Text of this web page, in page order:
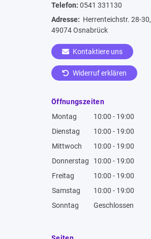
Telefon: 0541 331130
Adresse: Herrenteichstr. 28-30,
49074 Osnabrück
Kontaktiere uns
Widerruf erklären
Öffnungszeiten
Montag
10:00 - 19:00
Dienstag
10:00 - 19:00
Mittwoch
10:00 - 19:00
Donnerstag
10:00 - 19:00
Freitag
10:00 - 19:00
Samstag
10:00 - 19:00
Sonntag
Geschlossen